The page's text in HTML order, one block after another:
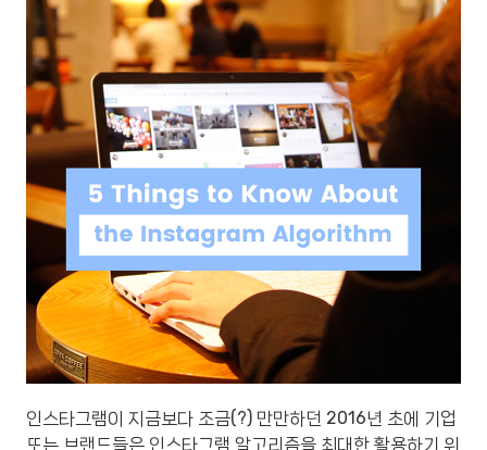
인스타그램이 지금보다 조금(?) 만만하던 2016년 초에 기업
또는 브랜드들은 인스타그램 알고리즘을 최대한 활용하기 위